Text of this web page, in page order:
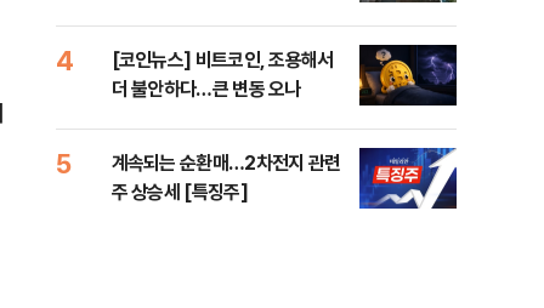
4
[코인뉴스] 비트코인, 조용해서
더 불안하다…큰 변동 오나
5
계속되는 순환매…2차전지 관련
주 상승세 [특징주]